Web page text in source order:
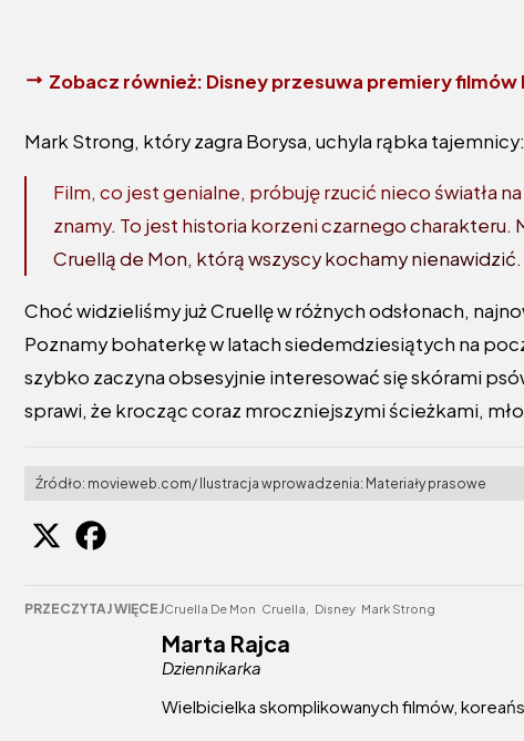
Zobacz również: Disney przesuwa premiery filmów
Mark Strong, który zagra Borysa, uchyla rąbka tajemnicy:
Film, co jest genialne, próbuję rzucić nieco światła
znamy. To jest historia korzeni czarnego charakteru.
Cruellą de Mon, którą wszyscy kochamy nienawidzić.
Choć widzieliśmy już Cruellę w różnych odsłonach,
Poznamy bohaterkę w latach siedemdziesiątych na
szybko zaczyna obsesyjnie interesować się skórami
sprawi, że krocząc coraz mroczniejszymi ścieżkami,
Źródło: movieweb.com/ Ilustracja wprowadzenia: Materiały prasowe
PRZECZYTAJ WIĘCEJCruella De Mon Cruella, Disney Mark Strong
Marta Rajca
Dziennikarka
Wielbicielka skomplikowanych filmów,